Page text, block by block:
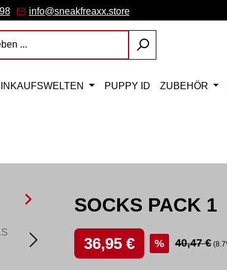
info@sneakfreaxx.store
PUPPY ID ZUBEHÖR
SOCKS PACK 1
Verkaufspreis:
36,95 € % Regulärer
40,47 €